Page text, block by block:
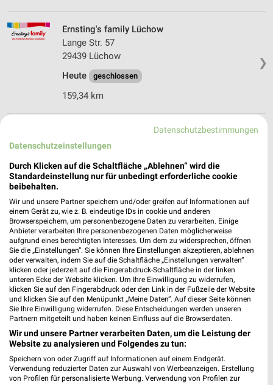
❯
Ernsting's family Lüchow
Lange Str. 57
29439 Lüchow
Heute
geschlossen
159,34 km
Ernsting's family Wolfsburg
Detmeroder Markt 8
Heute geschlossen
180,17 km
Woolworth Lüchow
Langestraße 11-12
29439 Lüchow
Heute geschlossen
159,25 km
Ernsting's family Wolfsburg
Schulzen Hof 12
38442 Wolfsburg
Heute geschlossen
Datenschutzbestimmungen
Datenschutzeinstellungen
Durch Klicken auf die Schaltfläche „Ablehnen“ wird die
Standardeinstellung nur für unbedingt erforderliche cookie
beibehalten.
Wir und unsere Partner speichern und/oder greifen auf Informationen auf
einem Gerät zu, wie z. B. eindeutige IDs in cookie und anderen
Browserspeichern, um personenbezogene Daten zu verarbeiten. Einige
Anbieter verarbeiten Ihre personenbezogenen Daten möglicherweise
aufgrund eines berechtigten Interesses. Um dem zu widersprechen, öffnen
Sie die „Einstellungen“. Sie können Ihre Einstellungen akzeptieren, ablehnen
oder verwalten, indem Sie auf die Schaltfläche „Einstellungen verwalten“
klicken oder jederzeit auf die Fingerabdruck-Schaltfläche in der linken
unteren Ecke der Website klicken. Um Ihre Einwilligung zu widerrufen,
klicken Sie auf den Fingerabdruck oder den Link in der Fußzeile der Website
und klicken Sie auf den Menüpunkt „Meine Daten“. Auf dieser Seite können
Sie Ihre Einwilligung widerrufen. Diese Entscheidungen werden unseren
Partnern mitgeteilt und haben keinen Einfluss auf die Browserdaten.
Wir und unsere Partner verarbeiten Daten, um die Leistung der
Website zu analysieren und Folgendes zu tun:
Speichern von oder Zugriff auf Informationen auf einem Endgerät.
Verwendung reduzierter Daten zur Auswahl von Werbeanzeigen. Erstellung
von Profilen für personalisierte Werbung. Verwendung von Profilen zur